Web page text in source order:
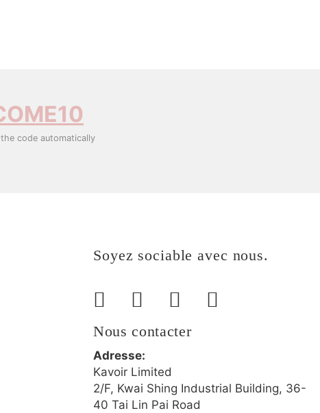
code automatically
Soyez sociable avec nous.
Nous contacter
Adresse:
Kavoir Limited
2/F, Kwai Shing Industrial Building, 36-
40 Tai Lin Pai Road